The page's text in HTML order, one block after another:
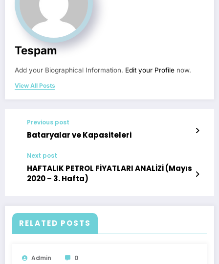
Tespam
Add your Biographical Information. Edit your Profile now.
View All Posts
Previous post
Bataryalar ve Kapasiteleri
Next post
HAFTALIK PETROL FİYATLARI ANALİZİ (Mayıs
2020 – 3. Hafta)
RELATED POSTS
Admin 0